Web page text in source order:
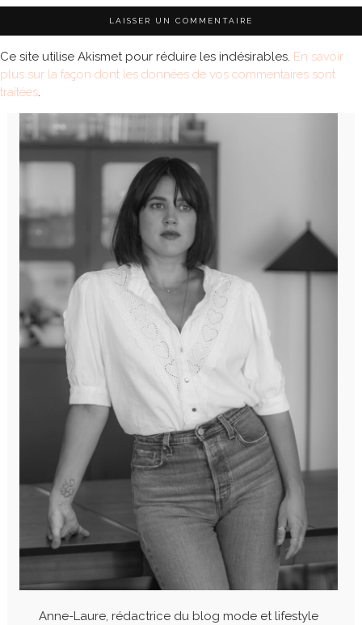
Ce site utilise Akismet pour réduire les indésirables. En savoir
plus sur la façon dont les données de vos commentaires sont
traitées.
Anne-Laure, rédactrice du blog mode et lifestyle